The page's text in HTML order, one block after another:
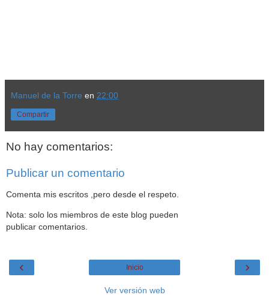
Manuel de la Torre en 22:00
Compartir
No hay comentarios:
Publicar un comentario
Comenta mis escritos ,pero desde el respeto.
Nota: solo los miembros de este blog pueden
publicar comentarios.
‹ ›
Inicio
Ver versión web